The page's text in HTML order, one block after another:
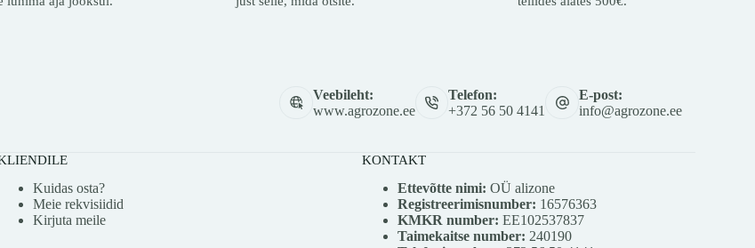
Veebileht:
www.agrozone.ee
Telefon:
+372 56 50 4141
E-post:
info@agrozone.ee
Kuidas osta?
Meie rekvisiidid
Kirjuta meile
KONTAKT
Ettevõtte nimi: OÜ alizone
Registreerimisnumber: 16576363
KMKR number: EE102537837
Taimekaitse number: 240190